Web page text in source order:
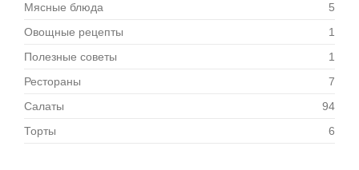
Мясные блюда
5
Овощные рецепты
1
Полезные советы
1
Рестораны
7
Салаты
94
Торты
6